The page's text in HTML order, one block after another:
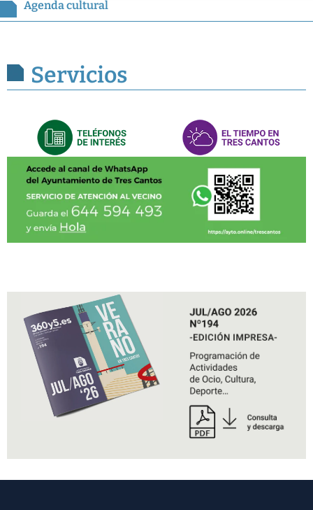
Agenda cultural
Servicios